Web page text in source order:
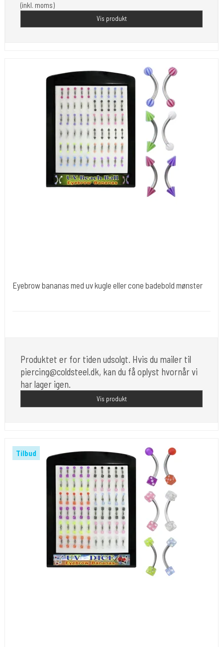
(inkl. moms)
Vis produkt
Eyebrow bananas med uv kugle eller cone badebold mønster
Produktet er for tiden udsolgt. Hvis du mailer til
piercing@coldsteel.dk, kan du få oplyst hvornår vi
har lager igen.
Vis produkt
Tilbud